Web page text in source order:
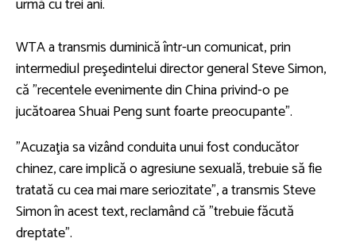
urmă cu trei ani.
WTA a transmis duminică într-un comunicat, prin
intermediul preşedintelui director general Steve Simon,
că "recentele evenimente din China privind-o pe
jucătoarea Shuai Peng sunt foarte preocupante".
"Acuzaţia sa vizând conduita unui fost conducător
chinez, care implică o agresiune sexuală, trebuie să fie
tratată cu cea mai mare seriozitate", a transmis Steve
Simon în acest text, reclamând că "trebuie făcută
dreptate".